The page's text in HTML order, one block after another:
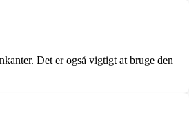
Det er også vigtigt at bruge den